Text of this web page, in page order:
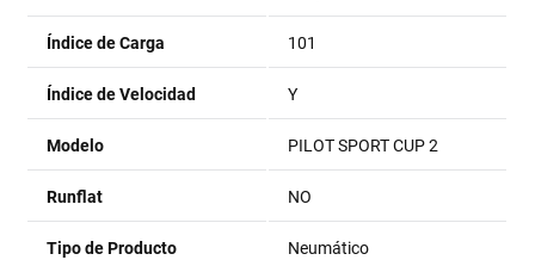
Índice de Carga 101
Índice de Velocidad Y
Modelo PILOT SPORT CUP 2
Runflat NO
Tipo de Producto Neumático